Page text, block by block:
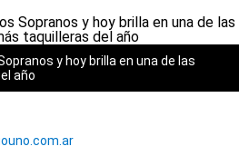
y hoy brilla en una de las
año